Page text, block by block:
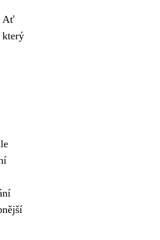
Ať
který